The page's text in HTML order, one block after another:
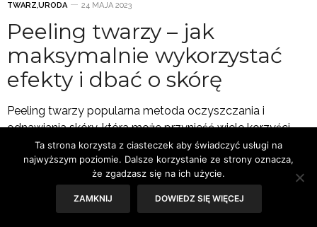
TWARZ,URODA 24 MAJA 2023
Peeling twarzy – jak
maksymalnie wykorzystać
efekty i dbać o skórę
Peeling twarzy popularna metoda oczyszczania i
odnawiania skóry, która może przynieść wiele korzyści.
Jednak aby osiągnąć maksymalne efekty i utrzymać
zdrową skórę, warto zastosować kilka ważnych kroków:
przed i po zabiegu.
Ta strona korzysta z ciasteczek aby świadczyć usługi na
najwyższym poziomie. Dalsze korzystanie ze strony oznacza,
że zgadzasz się na ich użycie.
ZAMKNIJ DOWIEDZ SIĘ WIĘCEJ